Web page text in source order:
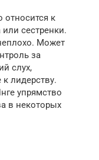
относится к
сестренки.
Может
за
слух,
лидерству.
упрямство
в некоторых